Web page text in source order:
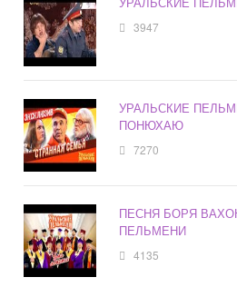
3947
УРАЛЬСКИЕ
ПОНЮХАЮ
7270
ПЕСНЯ БОРЯ
ПЕЛЬМЕНИ
4135